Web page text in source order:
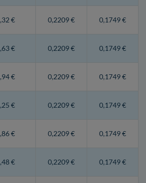
€ 0,2209 € 0,1749 €
€ 0,2209 € 0,1749 €
€ 0,2209 € 0,1749 €
€ 0,2209 € 0,1749 €
€ 0,2209 € 0,1749 €
€ 0,2209 € 0,1749 €